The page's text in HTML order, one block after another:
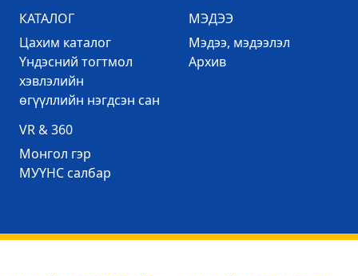
КАТАЛОГ
Цахим каталог
Үндэсний тогтмол
хэвлэлийн
өгүүллийн нэгдсэн сан
МЭДЭЭ
Mэдээ, мэдээлэл
Архив
VR & 360
Mонгол гэр
МУҮНС салбар